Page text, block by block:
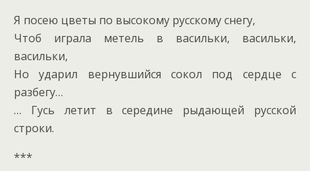
Я посею цветы по высокому русскому снегу,
Чтоб играла метель в васильки, васильки,
васильки,
Но ударил вернувшийся сокол под сердце с
разбегу…
… Гусь летит в середине рыдающей русской
строки.
***